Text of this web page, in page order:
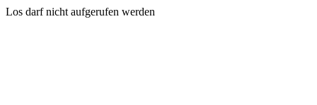
Los darf nicht aufgerufen werden